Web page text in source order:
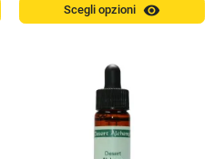
Scegli opzioni visibility